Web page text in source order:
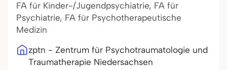
FA für Kinder-/Jugendpsychiatrie, FA für
Psychiatrie, FA für Psychotherapeutische
Medizin
zptn - Zentrum für Psychotraumatologie und
Traumatherapie Niedersachsen